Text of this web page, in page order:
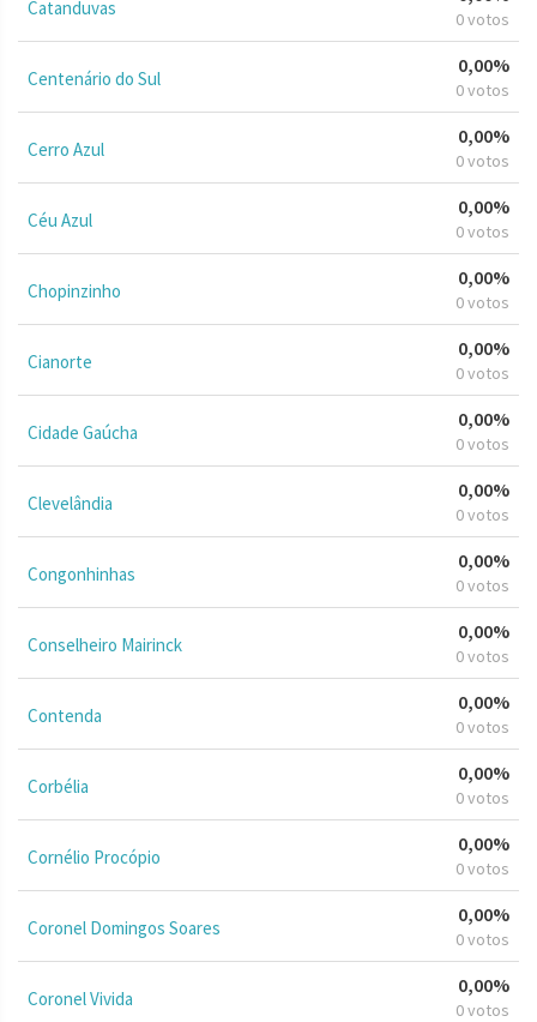
Catanduvas 0 votos
Centenário do Sul
0,00%
0 votos
Cerro Azul
0,00%
0 votos
Céu Azul
0,00%
0 votos
Chopinzinho
0,00%
0 votos
Cianorte
0,00%
0 votos
Cidade Gaúcha
0,00%
0 votos
Clevelândia
0,00%
0 votos
Congonhinhas
0,00%
0 votos
Conselheiro Mairinck
0,00%
0 votos
Contenda
0,00%
0 votos
Corbélia
0,00%
0 votos
Cornélio Procópio
0,00%
0 votos
Coronel Domingos Soares
0,00%
0 votos
Coronel Vivida
0,00%
0 votos